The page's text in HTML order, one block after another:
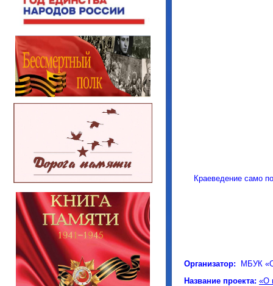
Краеведение само
Организатор:
МБУК
Название проекта: «О